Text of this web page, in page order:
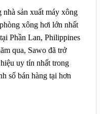
sản xuất máy xông
xông hơi lớn nhất
Phần Lan, Philippines
qua, Sawo đã trở
uy tín nhất trong
số bán hàng tại hơn